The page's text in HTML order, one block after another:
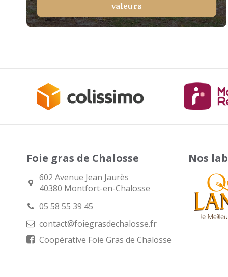
valeurs
Foie gras de Chalosse
602 Avenue Jean Jaurès
40380 Montfort-en-Chalosse
05 58 55 39 45
contact@foiegrasdechalosse.fr
Coopérative Foie Gras de Chalosse
Nos